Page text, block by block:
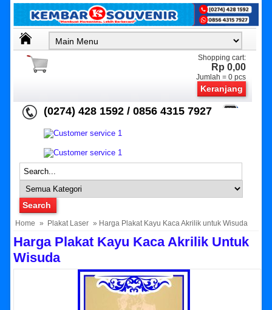
Shopping cart:
Rp 0,00
Jumlah =0 pcs
Keranjang
(0274) 428 1592 / 0856 4315 7927
Home » Plakat Laser » Harga Plakat Kayu Kaca Akrilik untuk Wisuda
Harga Plakat Kayu Kaca Akrilik Untuk
Wisuda